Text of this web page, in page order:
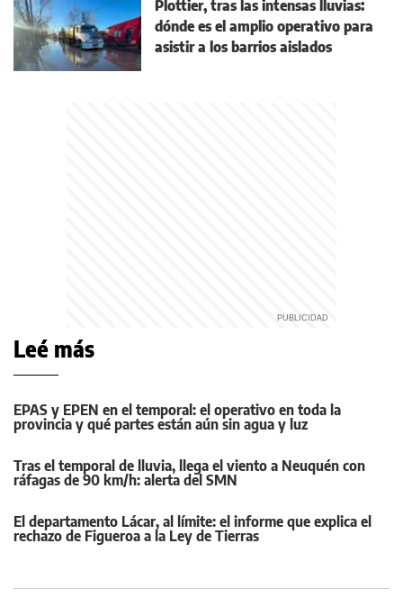
Plottier, tras las intensas lluvias:
dónde es el amplio operativo para
asistir a los barrios aislados
Leé más
EPAS y EPEN en el temporal: el operativo en toda la
provincia y qué partes están aún sin agua y luz
Tras el temporal de lluvia, llega el viento a Neuquén con
ráfagas de 90 km/h: alerta del SMN
El departamento Lácar, al límite: el informe que explica el
rechazo de Figueroa a la Ley de Tierras